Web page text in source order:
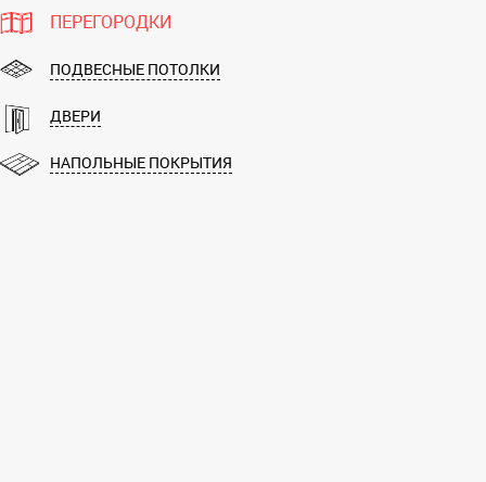
ПЕРЕГОРОДКИ
ПОДВЕСНЫЕ ПОТОЛКИ
ДВЕРИ
НАПОЛЬНЫЕ ПОКРЫТИЯ